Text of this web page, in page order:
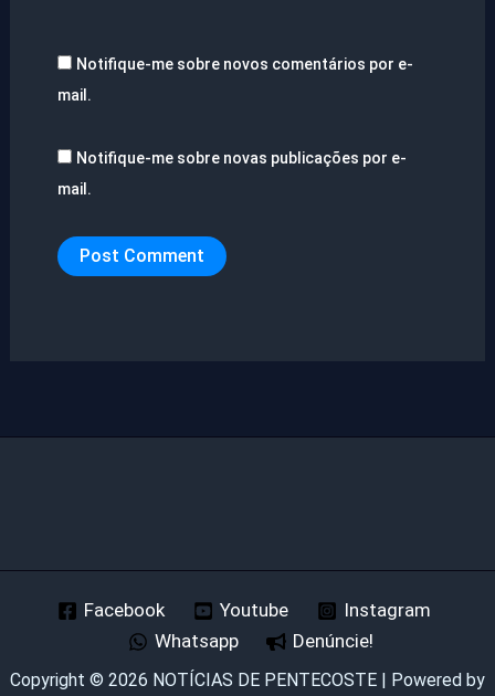
Notifique-me sobre novos comentários por e-
mail.
Notifique-me sobre novas publicações por e-
mail.
Facebook Youtube
Instagram
Whatsapp
Denúncie!
Copyright © 2026 NOTÍCIAS DE PENTECOSTE | Powered by